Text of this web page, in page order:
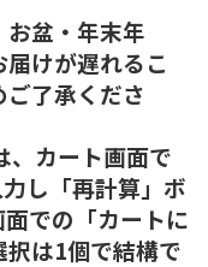
盆・年末年
けが遅れるこ
了承くださ
カート画面で
し「再計算」ボ
での「カートに
は1個で結構で